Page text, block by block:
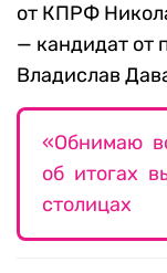
от КПРФ
— кандидат от
Владислав
«Обнимаю
об итогах
столицах